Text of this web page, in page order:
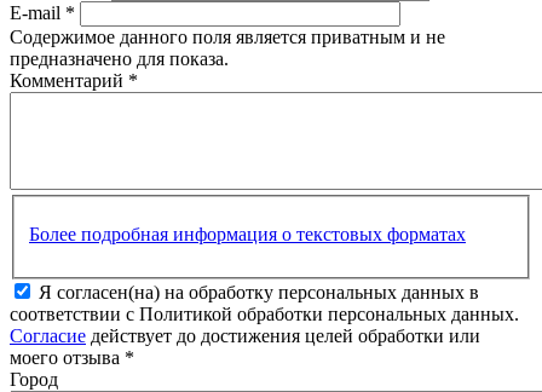
E-mail *
Содержимое данного поля является приватным и не
предназначено для показа.
Комментарий *
Более подробная информация о текстовых форматах
Я согласен(на) на обработку персональных данных в
соответствии с Политикой обработки персональных данных.
Согласие действует до достижения целей обработки или
моего отзыва *
Город